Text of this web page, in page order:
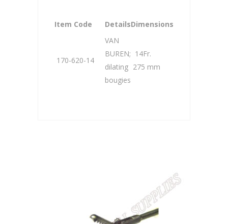
Item Code DetailsDimensions
170-620-14
VAN
BUREN;
dilating
bougies
14Fr.
275 mm